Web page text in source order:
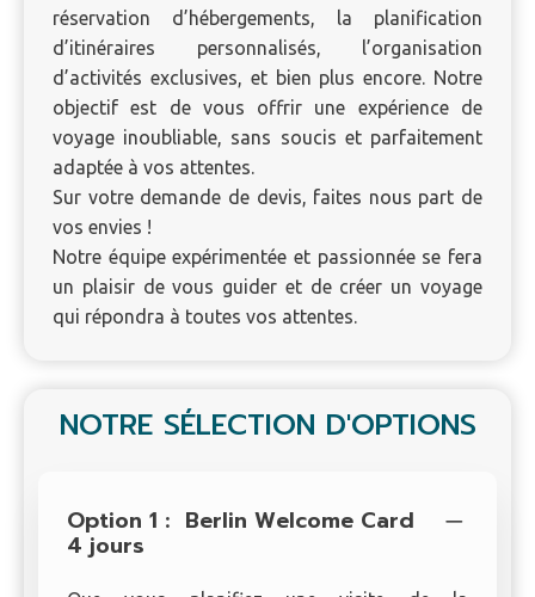
réservation d’hébergements, la planification
d’itinéraires personnalisés, l’organisation
d’activités exclusives, et bien plus encore. Notre
objectif est de vous offrir une expérience de
voyage inoubliable, sans soucis et parfaitement
adaptée à vos attentes.
Sur votre demande de devis, faites nous part de
vos envies !
Notre équipe expérimentée et passionnée se fera
un plaisir de vous guider et de créer un voyage
qui répondra à toutes vos attentes.
NOTRE SÉLECTION D'OPTIONS
Option 1 : Berlin Welcome Card
4 jours